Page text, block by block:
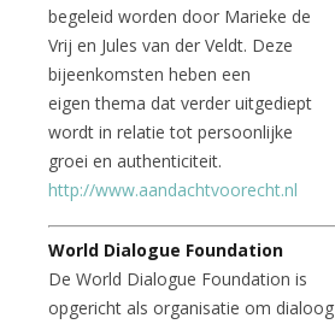
begeleid worden door Marieke de
Vrij en Jules van der Veldt. Deze
bijeenkomsten heben een
eigen thema dat verder uitgediept
wordt in relatie tot persoonlijke
groei en authenticiteit.
http://www.aandachtvoorecht.nl
World Dialogue Foundation
De World Dialogue Foundation is
opgericht als organisatie om dialoog